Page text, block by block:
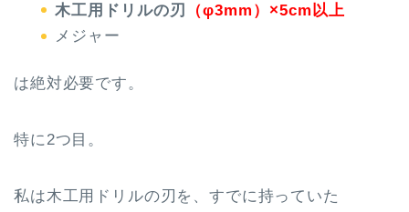
木工用ドリルの刃
（φ3mm）×5cm以上
メジャー
は絶対必要です。
特に2つ目。
私は木工用ドリルの刃を、すでに持っていた